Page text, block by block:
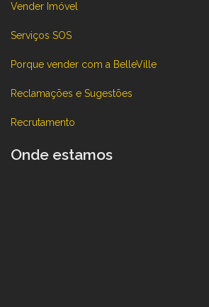
Vender Imóvel
Serviços SOS
Porque vender com a BelleVille
Reclamações e Sugestões
Recrutamento
Onde estamos